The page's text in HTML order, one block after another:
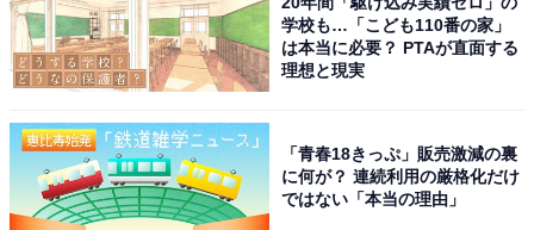
学校も…「こども110番の家」
は本当に必要？ PTAが直面する
理想と現実
「青春18きっぷ」販売激減の裏
に何が？ 連続利用の厳格化だけ
ではない「本当の理由」